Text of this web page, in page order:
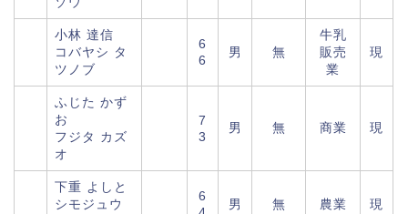
小林 達信
コバヤシ タ
ツノブ
6
6
男 無
牛乳
販売
業
現
ふじた かず
お
フジタ カズ
オ
7
3
男 無 商業 現
下重 よしと
シモジュウ
6
男 無 農業 現